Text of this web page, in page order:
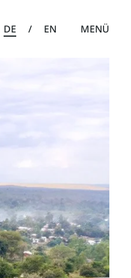
DE / EN MENÜ